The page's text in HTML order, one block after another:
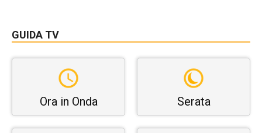
GUIDA TV
Ora in Onda Serata